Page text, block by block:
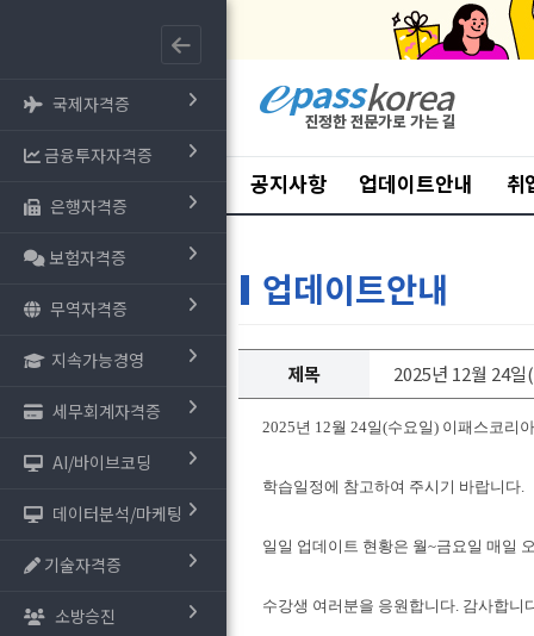
국제자격증
금융투자자격증
은행자격증
보험자격증
무역자격증
지속가능경영
세무회계자격증
AI/바이브코딩
데이터분석/마케팅
기술자격증
소방승진
공지사항 업데이트안내 취
업데이트안내
제목 2025년 12월 24
2025년 12월 24일(수요일) 이패스코리
학습일정에 참고하여 주시기 바랍니다.
일일 업데이트 현황은 월~금요일 매일
수강생 여러분을 응원합니다. 감사합니